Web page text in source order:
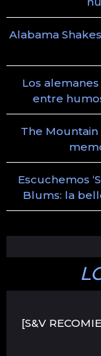
Alabama
Los
entre
The
Escuchemos
Blums: la
[S&V